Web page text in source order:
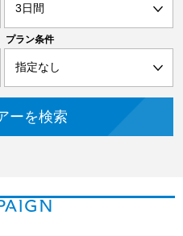
プラン条件